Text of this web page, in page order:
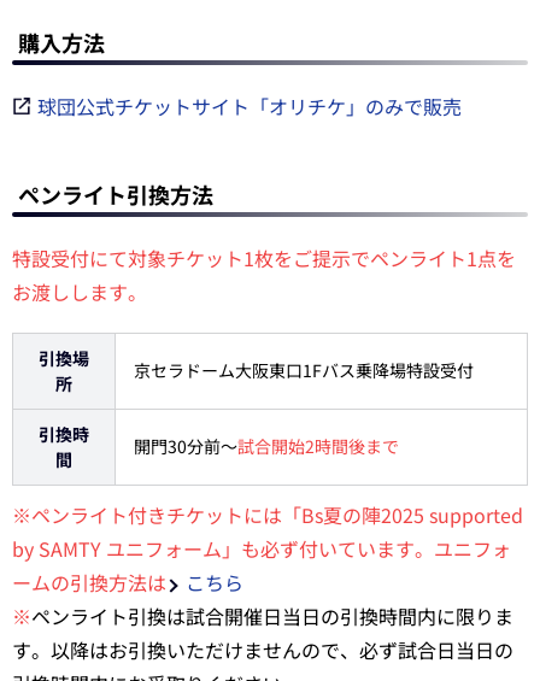
購入方法
球団公式チケットサイト「オリチケ」のみで販売
ペンライト引換方法
特設受付にて対象チケット1枚をご提示でペンライト1点を
お渡しします。
引換場
所
京セラドーム大阪東口1Fバス乗降場特設受付
引換時
間
開門30分前～試合開始2時間後まで
※ペンライト付きチケットには「Bs夏の陣2025 supported
by SAMTY ユニフォーム」も必ず付いています。ユニフォ
ームの引換方法は
こちら
※ペンライト引換は試合開催日当日の引換時間内に限りま
す。以降はお引換いただけませんので、必ず試合日当日の